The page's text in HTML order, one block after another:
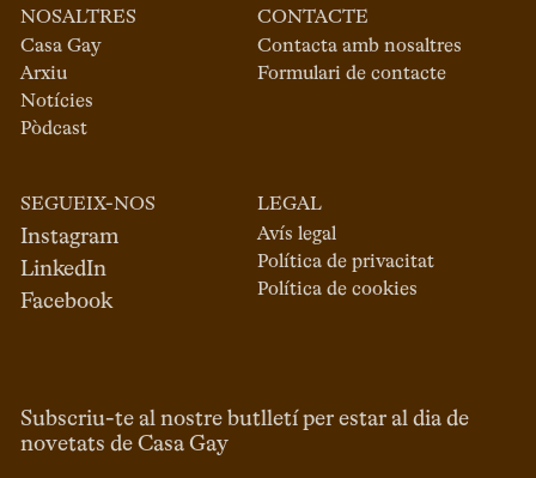
NOSALTRES
Casa Gay
Arxiu
Notícies
Pòdcast
CONTACTE
Contacta amb nosaltres
Formulari de contacte
SEGUEIX-NOS
Instagram
LinkedIn
Facebook
LEGAL
Avís legal
Política de privacitat
Política de cookies
Subscriu-te al nostre butlletí per estar al dia de
novetats de Casa Gay